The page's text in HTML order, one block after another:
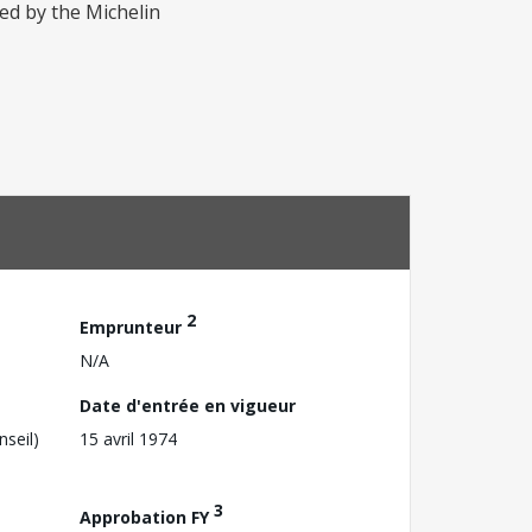
by the Michelin
Emprunteur 2
N/A
Date d'entrée en vigueur
15 avril 1974
Approbation FY3